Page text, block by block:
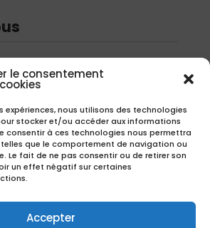
le consentement
expériences, nous utilisons des technologies
stocker et/ou accéder aux informations
consentir à ces technologies nous permettra
que le comportement de navigation ou
Le fait de ne pas consentir ou de retirer son
un effet négatif sur certaines
Accepter
newsletter pour recevoir nos offres
S'inscrire